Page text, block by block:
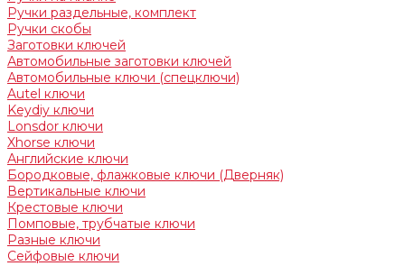
Ручки раздельные, комплект
Ручки скобы
Заготовки ключей
Автомобильные заготовки ключей
Автомобильные ключи (спецключи)
Autel ключи
Keydiy ключи
Lonsdor ключи
Xhorse ключи
Английские ключи
Бородковые, флажковые ключи (Дверняк)
Вертикальные ключи
Крестовые ключи
Помповые, трубчатые ключи
Разные ключи
Сейфовые ключи